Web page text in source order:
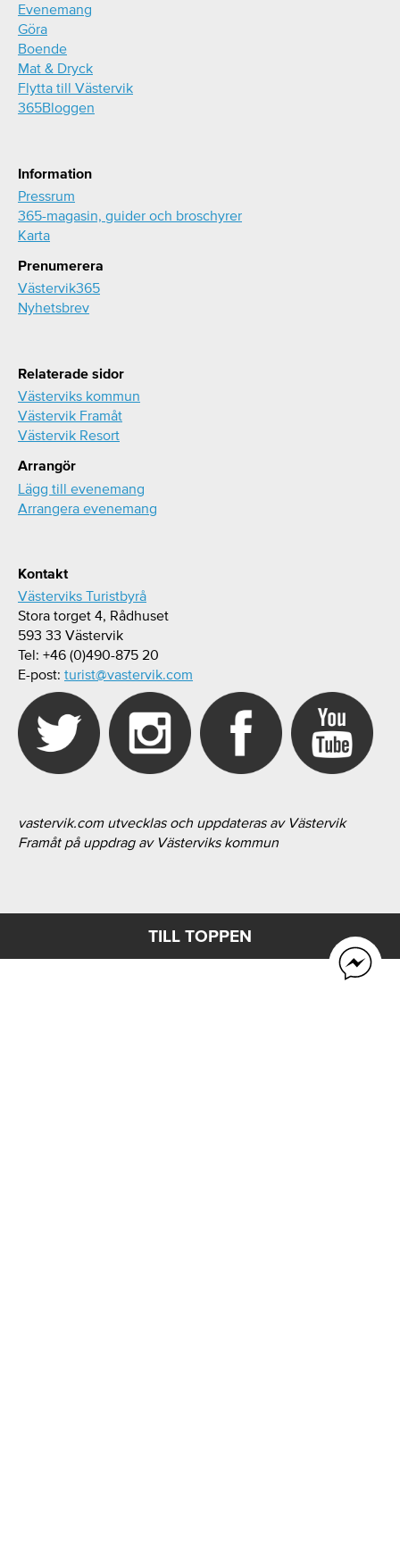
Evenemang
Göra
Boende
Mat & Dryck
Flytta till Västervik
365Bloggen
Information
Pressrum
365-magasin, guider och broschyrer
Karta
Prenumerera
Västervik365
Nyhetsbrev
Relaterade sidor
Västerviks kommun
Västervik Framåt
Västervik Resort
Arrangör
Lägg till evenemang
Arrangera evenemang
Kontakt
Västerviks Turistbyrå
Stora torget 4, Rådhuset
593 33 Västervik
Tel: +46 (0)490-875 20
E-post: turist@vastervik.com
vastervik.com utvecklas och uppdateras av Västervik
Framåt på uppdrag av Västerviks kommun
TILL TOPPEN